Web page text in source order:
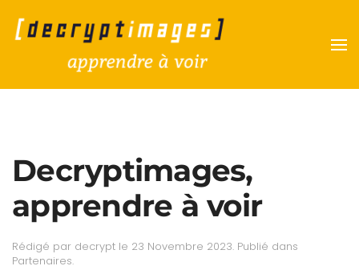
Accéder au contenu principal
Decryptimages,
apprendre à voir
Rédigé par decrypt le 23 Novembre 2023. Publié dans
Partenaires.